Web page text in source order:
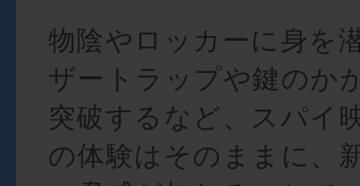
物陰やロッカーに身を
ザートラップや鍵のか
突破するなど、スパイ
の体験はそのままに、